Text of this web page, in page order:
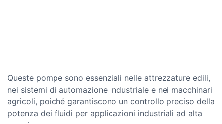
Queste pompe sono essenziali nelle attrezzature edili,
nei sistemi di automazione industriale e nei macchinari
agricoli, poiché garantiscono un controllo preciso della
potenza dei fluidi per applicazioni industriali ad alta